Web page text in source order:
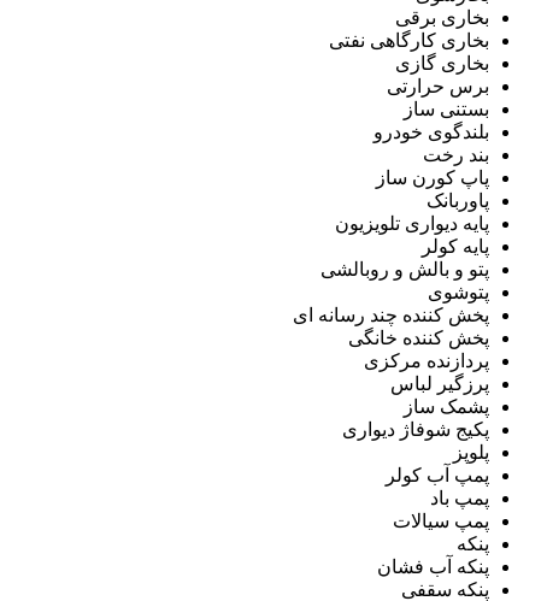
بخاری برقی
بخاری کارگاهی نفتی
بخاری گازی
برس حرارتی
بستنی ساز
بلندگوی خودرو
بند رخت
پاپ کورن ساز
پاوربانک
پایه دیواری تلویزیون
پایه کولر
پتو و بالش و روبالشی
پتوشوی
پخش کننده چند رسانه ای
پخش کننده خانگی
پردازنده مرکزی
پرزگیر لباس
پشمک ساز
پکیج شوفاژ دیواری
پلوپز
پمپ آب کولر
پمپ باد
پمپ سیالات
پنکه
پنکه آب فشان
پنکه سقفی